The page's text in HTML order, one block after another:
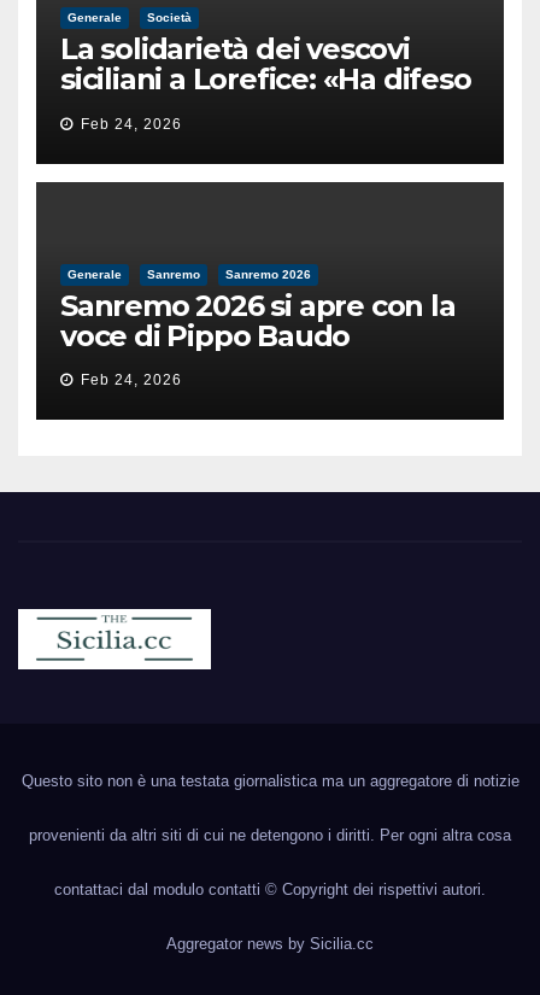
Generale Società
La solidarietà dei vescovi
siciliani a Lorefice: «Ha difeso
il valore e la dignità
dell’umanità»
Feb 24, 2026
Generale Sanremo Sanremo 2026
Sanremo 2026 si apre con la
voce di Pippo Baudo
Feb 24, 2026
Questo sito non è una testata giornalistica ma un aggregatore di notizie
provenienti da altri siti di cui ne detengono i diritti. Per ogni altra cosa
contattaci dal modulo contatti © Copyright dei rispettivi autori.
Aggregator news by Sicilia.cc